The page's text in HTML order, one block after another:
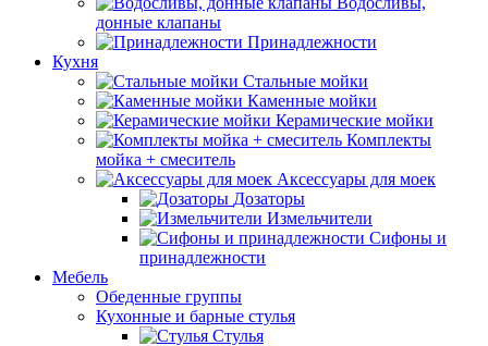
донные клапаны
Принадлежности
Кухня
Стальные мойки
Каменные мойки
Керамические мойки
Комплекты
мойка + смеситель
Аксессуары для моек
Дозаторы
Измельчители
Сифоны и
принадлежности
Мебель
Обеденные группы
Кухонные и барные стулья
Стулья